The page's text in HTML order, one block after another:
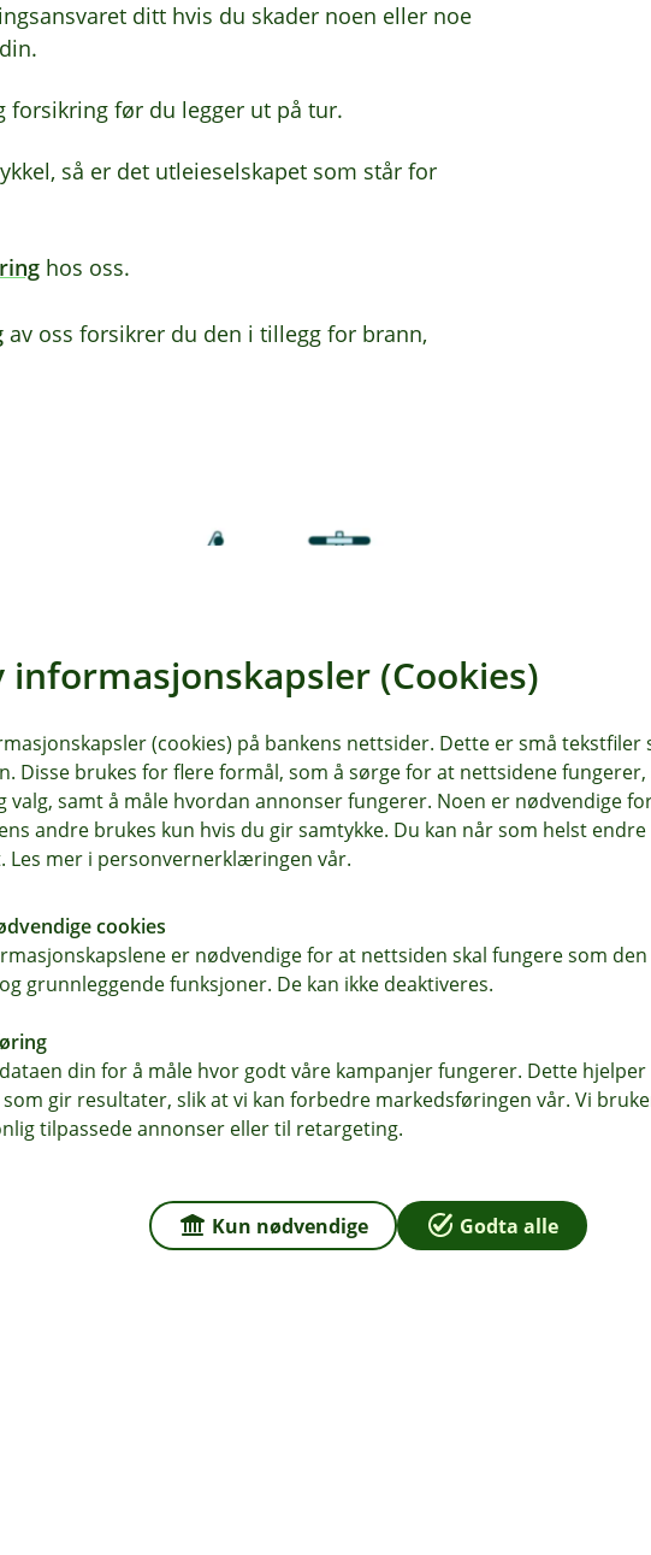
ditt hvis du skader noen eller noe
forsikring før du legger ut på tur.
så er det utleieselskapet som står for
hos oss.
av oss forsikrer du den i tillegg for brann,
hos oss.
elektriske kjøretøy
og resten av reglene vi snakker om i denne
som klassifiseres som små elektriske
informasjonskapsler (Cookies)
(cookies) på bankens nettsider. Dette er små tekstfiler
Disse brukes for flere formål, som å sørge for at nettsidene
valg, samt å måle hvordan annonser fungerer. Noen er nødvendige
andre brukes kun hvis du gir samtykke. Du kan når som helst
Les mer i personvernerklæringen vår.
cookies
er nødvendige for at nettsiden skal fungere som
grunnleggende funksjoner. De kan ikke deaktiveres.
din for å måle hvor godt våre kampanjer fungerer. Dette
gir resultater, slik at vi kan forbedre markedsføringen vår. Vi
tilpassede annonser eller til retargeting.
Kun nødvendige Godta alle